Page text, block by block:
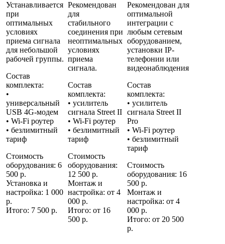
Устанавливается
при
оптимальных
условиях
приема сигнала
для небольшой
рабочей группы.
Состав
комплекта:
•
универсальный
USB 4G-модем
• Wi-Fi роутер
• безлимитный
тариф
Стоимость
оборудования: 6
500 р.
Установка и
настройка: 1 000
р.
Итого: 7 500 р.
Рекомендован
для
стабильного
соединения при
неоптимальных
условиях
приема
сигнала.
Состав
комплекта:
• усилитель
сигнала Street II
• Wi-Fi роутер
• безлимитный
тариф
Стоимость
оборудования:
12 500 р.
Монтаж и
настройка: от 4
000 р.
Итого: от 16
500 р.
Рекомендован для
оптимальной
интеграции с
любым сетевым
оборудованием,
установки IP-
телефонии или
видеонаблюдения
Состав
комплекта:
• усилитель
сигнала Street II
Pro
• Wi-Fi роутер
• безлимитный
тариф
Стоимость
оборудования: 16
500 р.
Монтаж и
настройка: от 4
000 р.
Итого: от 20 500
р.